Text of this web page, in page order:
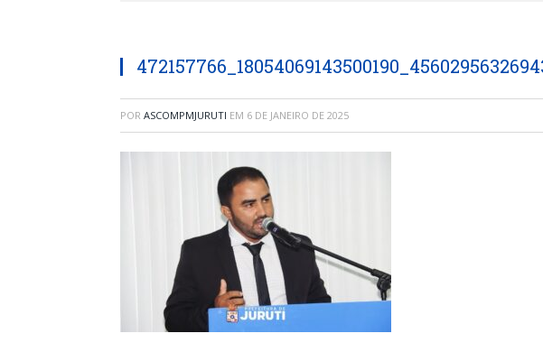
POR ASCOMPMJURUTI EM 6 DE JANEIRO DE 2025